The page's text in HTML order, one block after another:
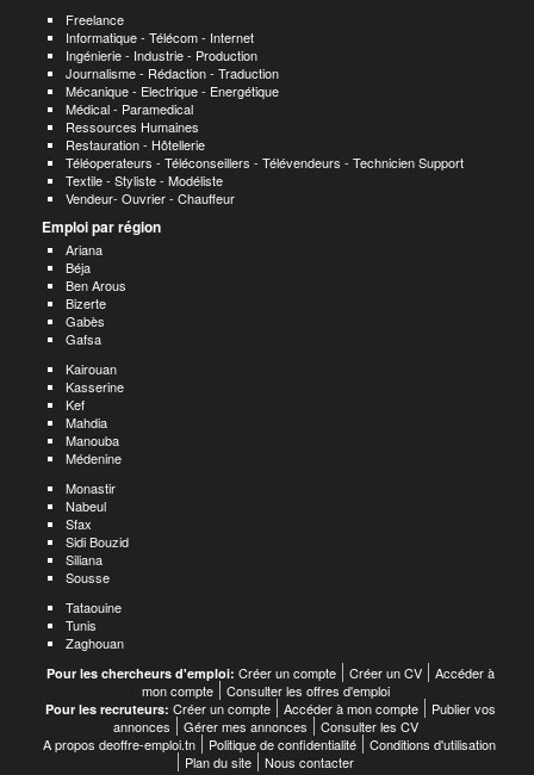
Freelance
Informatique - Télécom - Internet
Ingénierie - Industrie - Production
Journalisme - Rédaction - Traduction
Mécanique - Electrique - Energétique
Médical - Paramedical
Ressources Humaines
Restauration - Hôtellerie
Téléoperateurs - Téléconseillers - Télévendeurs - Technicien Support
Textile - Styliste - Modéliste
Vendeur- Ouvrier - Chauffeur
Emploi par région
Ariana
Béja
Ben Arous
Bizerte
Gabès
Gafsa
Kairouan
Kasserine
Kef
Mahdia
Manouba
Médenine
Monastir
Nabeul
Sfax
Sidi Bouzid
Siliana
Sousse
Tataouine
Tunis
Zaghouan
Pour les chercheurs d'emploi: Créer un compte Créer un CV
Accéder à
mon compte
Consulter les offres d'emploi
Pour les recruteurs: Créer un compte Accéder à mon compte
Publier vos
annonces
Gérer mes annonces
Consulter les CV
A propos deoffre-emploi.tn
Politique de confidentialité
Conditions d'utilisation
Plan du site
Nous contacter